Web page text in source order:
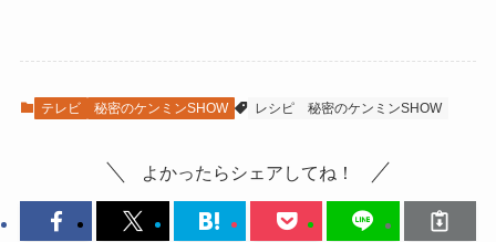
テレビ 秘密のケンミンSHOW レシピ 秘密のケンミンSHOW
よかったらシェアしてね！